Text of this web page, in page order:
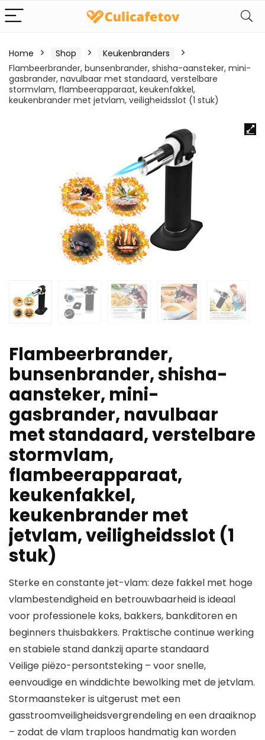
Home Shop
Keukenbranders
Flambeerbrander, bunsenbrander, shisha-aansteker, mini-
gasbrander, navulbaar met standaard, verstelbare
stormvlam, flambeerapparaat, keukenfakkel,
keukenbrander met jetvlam, veiligheidsslot (1 stuk)
Flambeerbrander,
bunsenbrander, shisha-
aansteker, mini-
gasbrander, navulbaar
met standaard, verstelbare
stormvlam,
flambeerapparaat,
keukenfakkel,
keukenbrander met
jetvlam, veiligheidsslot (1
stuk)
Sterke en constante jet-vlam: deze fakkel met hoge
vlambestendigheid en betrouwbaarheid is ideaal
voor professionele koks, bakkers, bankditoren en
beginners thuisbakkers. Praktische continue werking
en stabiele stand dankzij aparte standaard
Veilige piëzo-persontsteking – voor snelle,
eenvoudige en winddichte bewolking met de jetvlam.
Stormaansteker is uitgerust met een
gasstroomveiligheidsvergrendeling en een draaiknop
– zodat de vlam traploos handmatig kan worden